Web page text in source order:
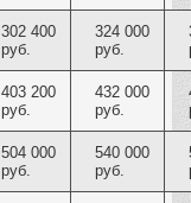
302 400
руб.
324 000
руб.
403 200
руб.
432 000
руб.
504 000
руб.
540 000
руб.